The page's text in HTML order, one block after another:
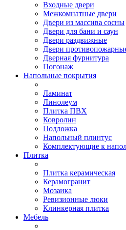
Входные двери
Межкомнатные двери
Двери из массива сосны
Двери для бани и саун
Двери раздвижные
Двери
Дверная фурнитура
Погонаж
Напольные покрытия
Ламинат
Линолеум
Плитка ПВХ
Ковролин
Подложка
Напольный плинтус
Комплектующие к
Плитка
Плитка керамическая
Керамогранит
Мозаика
Ревизионные люки
Клинкерная плитка
Мебель